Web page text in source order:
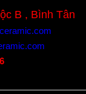
B , Bình Tân